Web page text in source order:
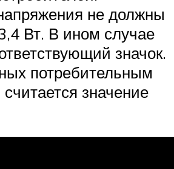
не должны
Вт. В ином случае
значок.
потребительным
значение